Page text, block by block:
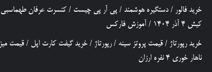
خرید فالور / دستگیره هوشمند / پی آر پی چیست / کنسرت عرفان طهماسبی
کیش 4 آذر 1404
/ آموزش فارکس
خرید رپورتاژ / قیمت پروتز سینه /رپورتاژ / خرید گیفت کارت اپل / قیمت میز
ناهار خوری 4 نفره ارزان